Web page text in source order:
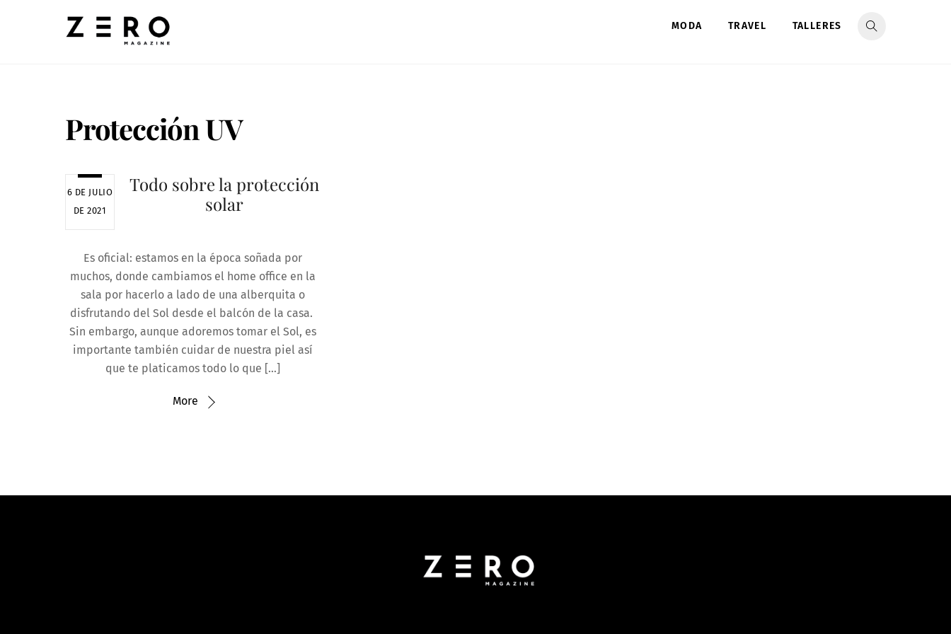
MODA TRAVEL TALLERES
Protección UV
6 DE JULIO
DE 2021
Todo sobre la protección
solar
Es oficial: estamos en la época soñada por
muchos, donde cambiamos el home office en la
sala por hacerlo a lado de una alberquita o
disfrutando del Sol desde el balcón de la casa.
Sin embargo, aunque adoremos tomar el Sol, es
importante también cuidar de nuestra piel así
que te platicamos todo lo que […]
More